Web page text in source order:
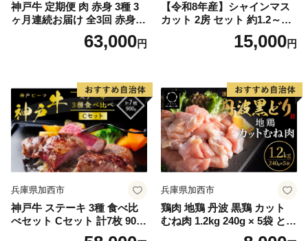
神戸牛 定期便 肉 赤身 3種 3
ヶ月連続お届け 全3回 赤身
切り落とし 焼肉 すき焼き肉
3ヵ月 定期便 お肉 牛肉 和牛
63,000円
【令和8年産】シャインマス
カット 2房 セット 約1.2～1.5
kg ぶどう 葡萄 ブドウ マスカ
ット 種なし 高級ぶどう フル
15,000円
兵庫県加西市
神戸牛 ステーキ 3種 食べ比
べセット Cセット 計7枚 900
g サーロイン リブロース 赤
兵庫県加西市
鶏肉 地鶏 丹波 黒鶏 カット
むね肉 1.2kg 240g × 5袋 とり
肉 鶏 肉 お肉 鶏むね肉 鳥む